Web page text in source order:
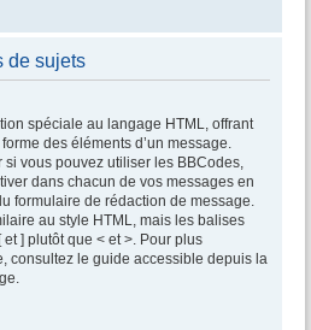
de sujets
spéciale au langage HTML, offrant
des éléments d’un message.
si vous pouvez utiliser les BBCodes,
dans chacun de vos messages en
formulaire de rédaction de message.
au style HTML, mais les balises
] plutôt que < et >. Pour plus
consultez le guide accessible depuis la